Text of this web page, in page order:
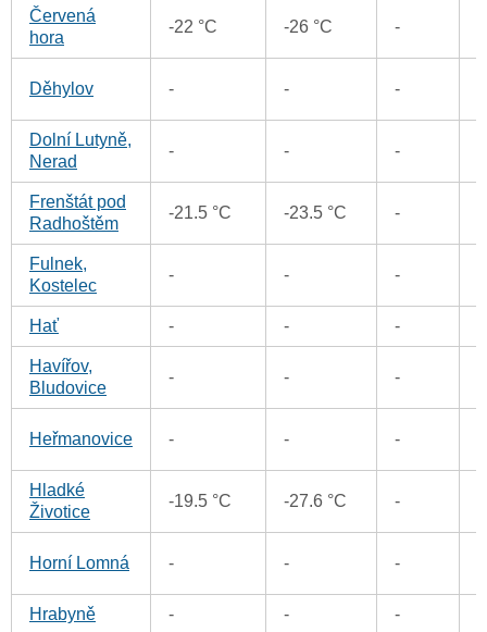
Červená
hora
-22 °C -26 °C -
Děhylov - - -
Dolní Lutyně,
Nerad
- - -
Frenštát pod
Radhoštěm
-21.5 °C -23.5 °C -
Fulnek,
Kostelec
- - -
Hať - - -
Havířov,
Bludovice
- - -
Heřmanovice - - -
Hladké
Životice
-19.5 °C -27.6 °C -
Horní Lomná - - -
Hrabyně - - -